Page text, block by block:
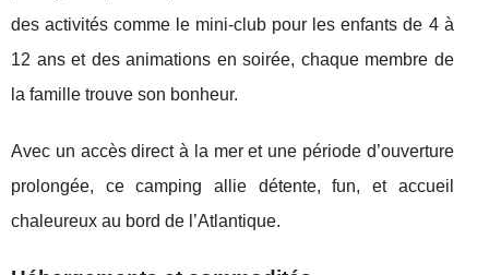
des activités comme le mini-club pour les enfants de 4 à
12 ans et des animations en soirée, chaque membre de
la famille trouve son bonheur.
Avec un accès direct à la mer et une période d’ouverture
prolongée, ce camping allie détente, fun, et accueil
chaleureux au bord de l’Atlantique.